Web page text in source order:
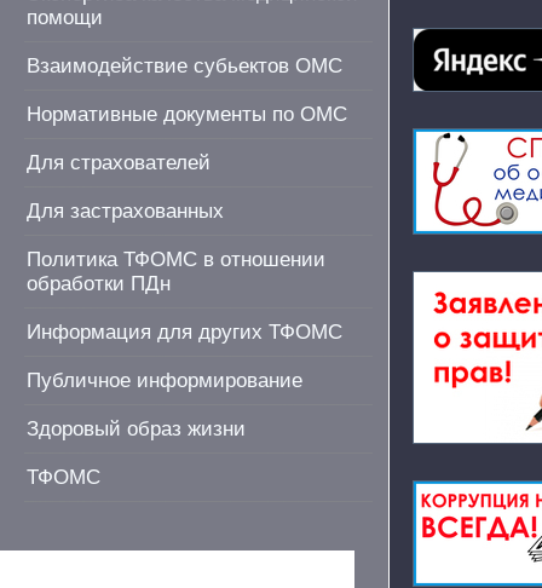
помощи
Взаимодействие субьектов ОМС
Нормативные документы по ОМС
Для страхователей
Для застрахованных
Политика ТФОМС в отношении
обработки ПДн
Информация для других ТФОМС
Публичное информирование
Здоровый образ жизни
ТФОМС